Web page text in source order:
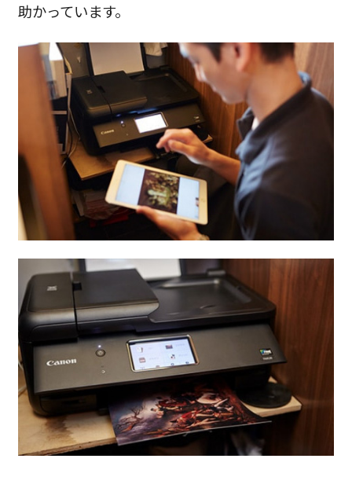
助かっています。